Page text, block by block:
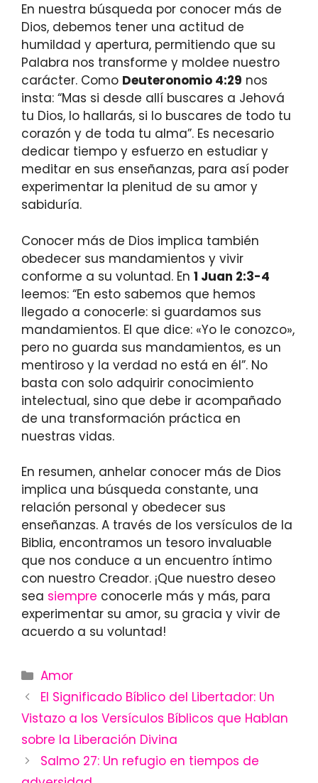
En nuestra búsqueda por conocer más de
Dios, debemos tener una actitud de
humildad y apertura, permitiendo que su
Palabra nos transforme y moldee nuestro
carácter. Como Deuteronomio 4:29 nos
insta: “Mas si desde allí buscares a Jehová
tu Dios, lo hallarás, si lo buscares de todo tu
corazón y de toda tu alma”. Es necesario
dedicar tiempo y esfuerzo en estudiar y
meditar en sus enseñanzas, para así poder
experimentar la plenitud de su amor y
sabiduría.
Conocer más de Dios implica también
obedecer sus mandamientos y vivir
conforme a su voluntad. En 1 Juan 2:3-4
leemos: “En esto sabemos que hemos
llegado a conocerle: si guardamos sus
mandamientos. El que dice: «Yo le conozco»,
pero no guarda sus mandamientos, es un
mentiroso y la verdad no está en él”. No
basta con solo adquirir conocimiento
intelectual, sino que debe ir acompañado
de una transformación práctica en
nuestras vidas.
En resumen, anhelar conocer más de Dios
implica una búsqueda constante, una
relación personal y obedecer sus
enseñanzas. A través de los versículos de la
Biblia, encontramos un tesoro invaluable
que nos conduce a un encuentro íntimo
con nuestro Creador. ¡Que nuestro deseo
sea siempre conocerle más y más, para
experimentar su amor, su gracia y vivir de
acuerdo a su voluntad!
Categories
Amor
El Significado Bíblico del Libertador: Un
Vistazo a los Versículos Bíblicos que Hablan
sobre la Liberación Divina
Salmo 27: Un refugio en tiempos de